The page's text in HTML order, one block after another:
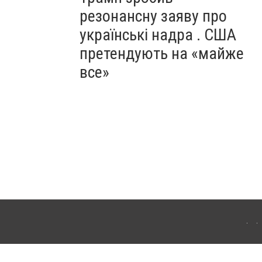
резонансну заяву про
українські надра . США
претендують на «майже
все»